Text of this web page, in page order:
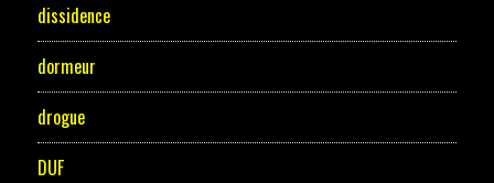
dissidence
dormeur
drogue
DUF